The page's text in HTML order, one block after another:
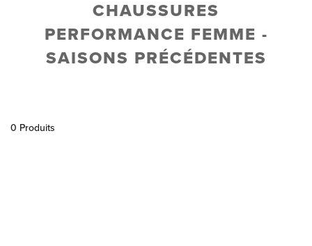
CHAUSSURES
PERFORMANCE FEMME -
SAISONS PRÉCÉDENTES
0 Produits